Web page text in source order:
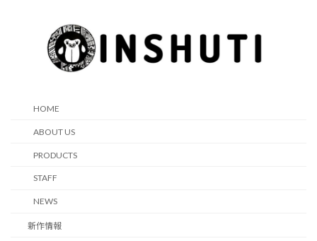
HOME
ABOUT US
PRODUCTS
STAFF
NEWS
新作情報